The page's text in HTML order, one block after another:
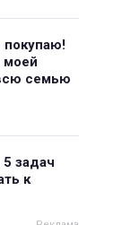
моей
семью
задач
к